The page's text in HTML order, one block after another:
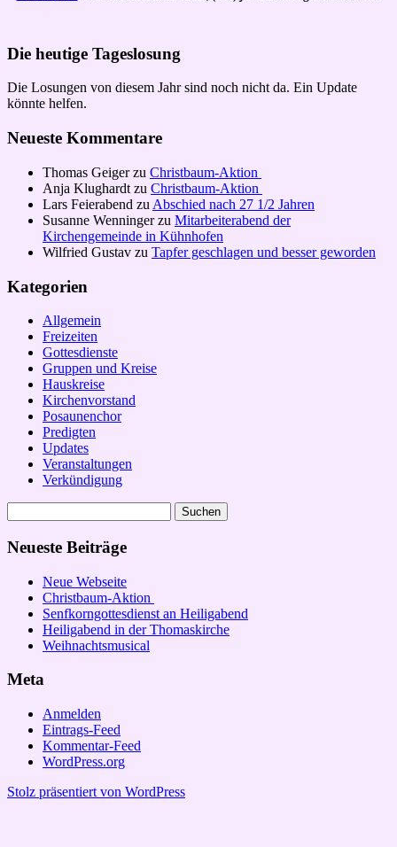
Die heutige Tageslosung
Die Losungen von diesem Jahr sind noch nicht da. Ein Update
könnte helfen.
Neueste Kommentare
Thomas Geigerzu Christbaum-Aktion
Anja Klughardt zu Christbaum-Aktion
Lars Feierabend zu Abschied nach 27 1/2 Jahren
Susanne Wenningerzu Mitarbeiterabend der
Kirchengemeinde in Kühnhofen
Wilfried Gustav zu Tapfer geschlagen und besser geworden
Kategorien
Allgemein
Freizeiten
Gottesdienste
Gruppen und Kreise
Hauskreise
Kirchenvorstand
Posaunenchor
Predigten
Updates
Veranstaltungen
Verkündigung
nach:
Neueste Beiträge
Neue Webseite
Christbaum-Aktion
Senfkorngottesdienst an Heiligabend
Heiligabend in der Thomaskirche
Weihnachtsmusical
Meta
Anmelden
Eintrags-Feed
Kommentar-Feed
WordPress.org
Stolz präsentiert von WordPress